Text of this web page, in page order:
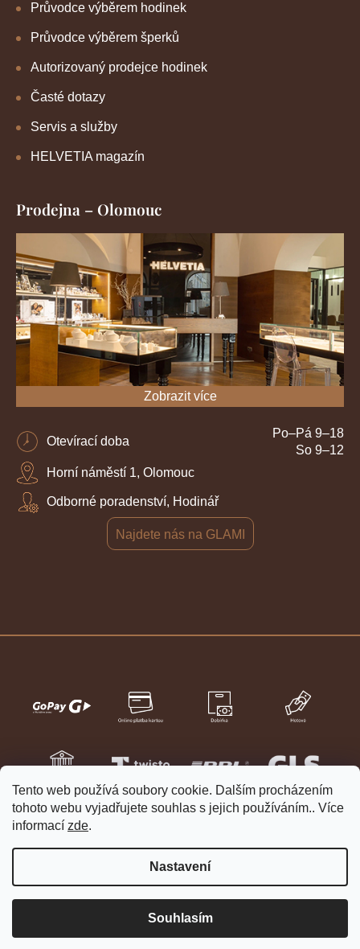
Tento web používá soubory cookie. Dalším procházením
tohoto webu vyjadřujete souhlas s jejich používáním.. Více
informací zde.
Nastavení
Souhlasím
Průvodce výběrem hodinek
Průvodce výběrem šperků
Autorizovaný prodejce hodinek
Časté dotazy
Servis a služby
HELVETIA magazín
Prodejna – Olomouc
Zobrazit více
Otevírací doba
Po–Pá 9–18
So 9–12
Horní náměstí 1, Olomouc
Odborné poradenství, Hodinář
Najdete nás na GLAMI
Vytvořil Shoptet
HELVETIA hodinky a šperky